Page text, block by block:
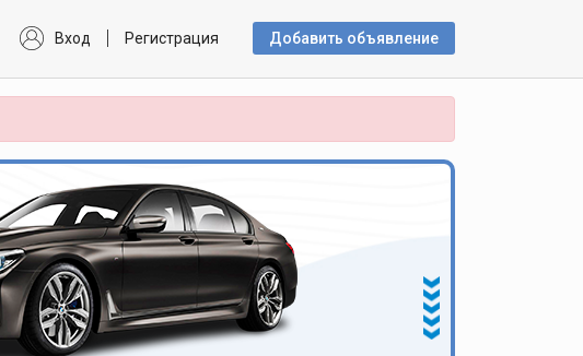
Вход Регистрация Добавить объявлениe